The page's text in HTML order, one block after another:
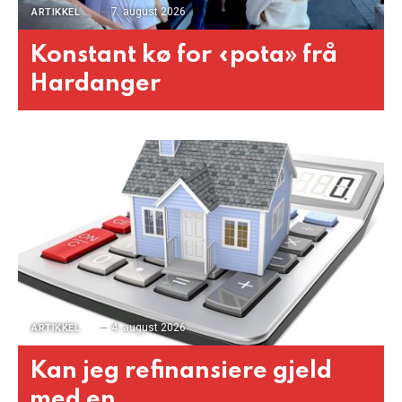
ARTIKKEL 7. august 2026
Konstant kø for «pota» frå
Hardanger
ARTIKKEL 4. august 2026
Kan jeg refinansiere gjeld